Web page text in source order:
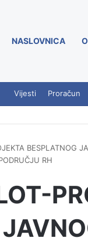
NASLOVNICA
Vijesti Proračun
BESPLATNOG
RH